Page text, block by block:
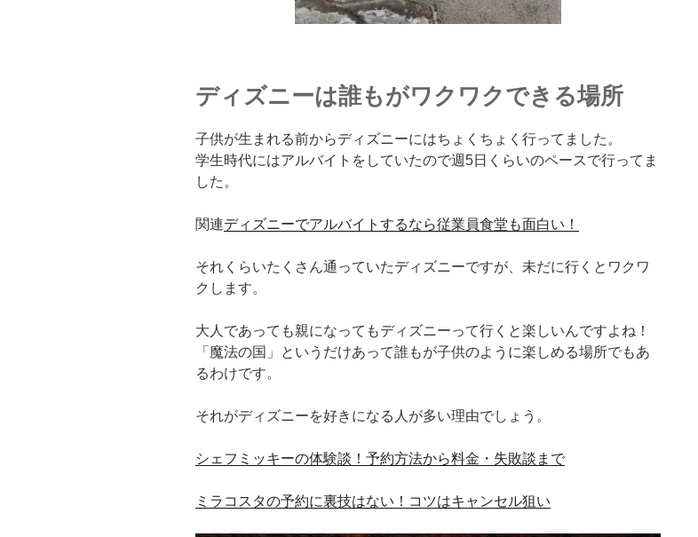
ディズニーは誰もがワクワクできる場所
子供が生まれる前からディズニーにはちょくちょく行ってました。
学生時代にはアルバイトをしていたので週5日くらいのペースで行ってま
した。
関連ディズニーでアルバイトするなら従業員食堂も面白い！
それくらいたくさん通っていたディズニーですが、未だに行くとワクワ
クします。
大人であっても親になってもディズニーって行くと楽しいんですよね！
「魔法の国」というだけあって誰もが子供のように楽しめる場所でもあ
るわけです。
それがディズニーを好きになる人が多い理由でしょう。
シェフミッキーの体験談！予約方法から料金・失敗談まで
ミラコスタの予約に裏技はない！コツはキャンセル狙い